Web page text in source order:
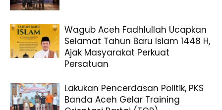
Wagub Aceh Fadhlullah Ucapkan
Selamat Tahun Baru Islam 1448 H,
Ajak Masyarakat Perkuat
Persatuan
Lakukan Pencerdasan Politik, PKS
Banda Aceh Gelar Training